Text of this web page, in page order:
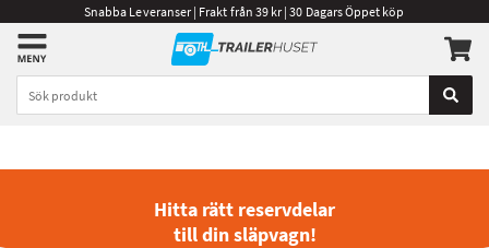
Snabba Leveranser | Frakt från 39 kr | 30 Dagars Öppet köp
Hitta rätt reservdelar
till din släpvagn!